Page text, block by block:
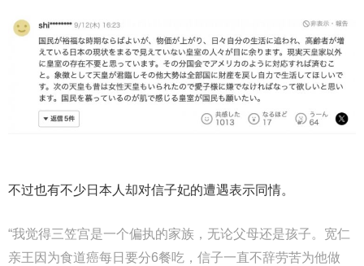
不过也有不少日本人却对信子妃的遭遇表示同情。
“我觉得三笠宫是一个偏执的家族，无论父母还是孩子。宽仁
亲王因为食道癌每日要分6餐吃，信子一直不辞劳苦为他做